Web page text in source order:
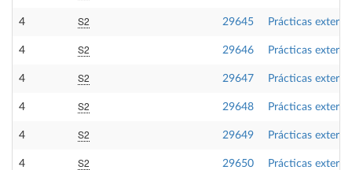
4 S2 29645 Prácticas
4 S2 29646 Prácticas
4 S2 29647 Prácticas
4 S2 29648 Prácticas
4 S2 29649 Prácticas
4 S2 29650 Prácticas